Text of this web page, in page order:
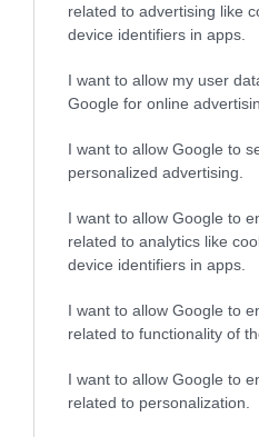
related to advertising like
device identifiers in apps.
I want to allow my user
Google for online
I want to allow Google to
personalized advertising.
I want to allow Google to
related to analytics like
device identifiers in apps.
I want to allow Google to
related to functionality of
I want to allow Google to
related to personalization.
διαδίκτυο
ΑΑΔΕ: Διευκρινίσεις
παραβάσεις που
αφορούν τους ΦΗΜ
31.07.2026
Σ. Καλαφάτης: «Η
Τεχνητή Νοημοσύνη
νέα τεχνολογία, είναι
μια νέα βιομηχανική
επανάσταση»
31.07.2026
για τη χρηματοδότηση
των ελληνικών
επιχειρήσεων στον
χώρο της άμυνας
Η πιο ταξιδιάρικη